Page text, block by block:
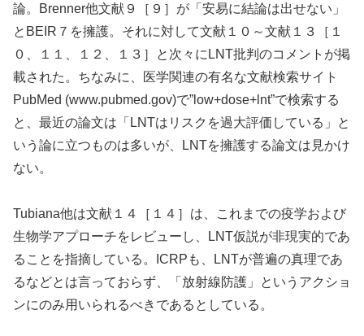
論。Brenner他文献９［９］が「安易に結論は出せない」
とBEIR７を擁護。それに対して文献１０～文献１３［１
０、１１、１２、１３］と次々にLNT批判のコメントが掲
載された。ちなみに、医学関連の有名な文献検索サイト
PubMed (www.pubmed.gov)で”low+dose+lnt”で検索する
と、最近の論文は「LNTはリスクを過大評価している」と
いう論に立つものは多いが、LNTを擁護する論文は見かけ
ない。
Tubiana他は文献１４［１４］は、これまでの疫学および
生物学アプローチをレビューし、LNT仮説が非現実的であ
ることを指摘している。ICRPも、LNTが普遍の真理であ
るなどとは言っておらず、「放射線防護」というアクショ
ンにのみ用いられるべきであるとしている。